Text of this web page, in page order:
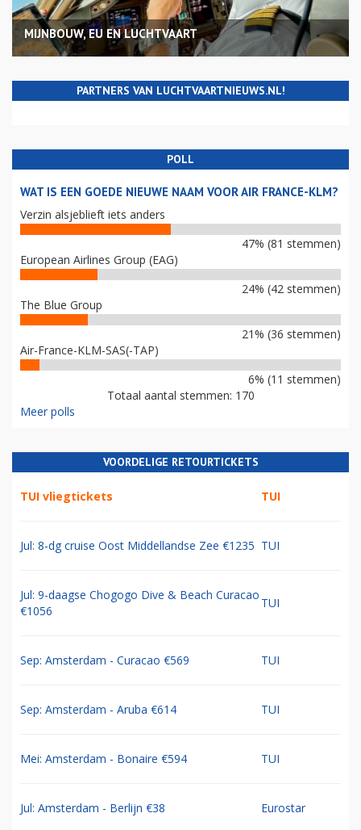
MIJNBOUW, EU EN LUCHTVAART
PARTNERS VAN LUCHTVAARTNIEUWS.NL!
POLL
WAT IS EEN GOEDE NIEUWE NAAM VOOR AIR FRANCE-KLM?
Verzin alsjeblieft iets anders
47% (81 stemmen)
European Airlines Group (EAG)
24% (42 stemmen)
The Blue Group
21% (36 stemmen)
Air-France-KLM-SAS(-TAP)
6% (11 stemmen)
Totaal aantal stemmen: 170
Meer polls
VOORDELIGE RETOURTICKETS
TUI vliegtickets TUI
Jul: 8-dg cruise Oost Middellandse Zee €1235 TUI
Jul: 9-daagse Chogogo Dive & Beach Curacao
€1056
TUI
Sep: Amsterdam - Curacao €569 TUI
Sep: Amsterdam - Aruba €614 TUI
Mei: Amsterdam - Bonaire €594 TUI
Jul: Amsterdam - Berlijn €38 Eurostar